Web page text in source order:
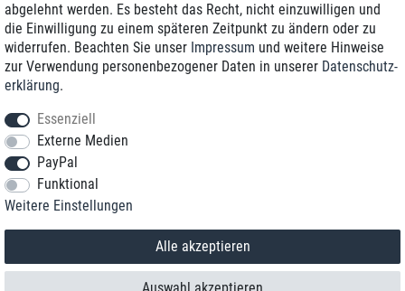
+49 8989 96160*
*Sie erreichen uns zum Ortstarif von Montag bis Freitag von 9 Uhr - 18 Uhr.
© 2018 TOP TEN Computervertrieb GmbH
abgelehnt werden. Es besteht das Recht, nicht einzuwilligen und
die Einwilligung zu einem späteren Zeitpunkt zu ändern oder zu
widerrufen. Beachten Sie unser Impressum und weitere Hinweise
zur Verwendung personenbezogener Daten in unserer Daten­schutz­
erklärung.
Essenziell
Externe Medien
PayPal
Funktional
Weitere Einstellungen
Alle akzeptieren